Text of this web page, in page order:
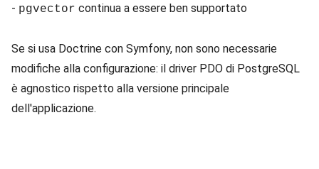
- pgvector continua a essere ben supportato
Se si usa Doctrine con Symfony, non sono necessarie
modifiche alla configurazione: il driver PDO di PostgreSQL
è agnostico rispetto alla versione principale
dell'applicazione.